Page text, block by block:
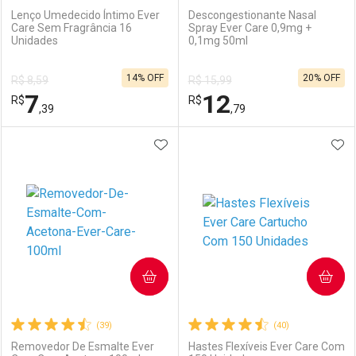
Comprar sem Desconto
Por R$ 7,19/cada
Comprar sem Desconto
Por R$ 7,19/cada
Ativar Desconto
Comprar sem Desconto
Por R$ 10,31/cada
Comprar sem Desconto
Por R$ 10,31/cada
Lenço Umedecido Íntimo Ever
Care Sem Fragrância 16
Unidades
R$ 8,59
R$7,39
14% OFF
Laboratório
Por Menos
Descongestionante Nasal
Spray Ever Care 0,9mg +
0,1mg 50ml
R$ 15,99
R$12,79
20% OFF
Laboratório
Por Menos
(39)
Removedor De Esmalte Ever
ADICIONAR AOS FAVORITOS
COMPRAR
(40)
Hastes Flexíveis Ever Care Com
COMPRAR